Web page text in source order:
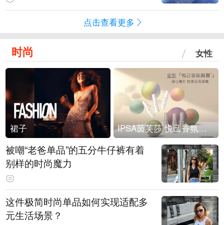
点击查看更多
时尚 女性
裙子 IPSA茵芙莎 悦己香氛凝露上市
被嘲“老爸单品”的五分牛仔裤有着
别样的时尚魔力
这件极简时尚单品如何实现适配多
元生活场景？